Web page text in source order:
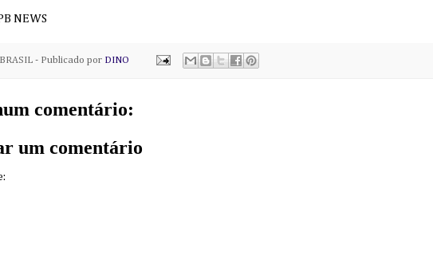
NEWS
- Publicado por DINO
comentário:
um comentário